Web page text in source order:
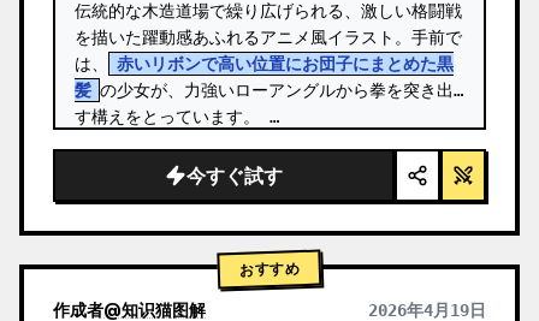
伝統的な木造道場で繰り広げられる、激しい格闘戦
を描いた躍動感あふれるアニメ風イラスト。手前で
は、
赤いリボンで高い位置にお団子にまとめた黒
髪 の少女が、力強いローアングルから拳を突き出
す構えをとっています。 …
今すぐ試す
おすすめ
作成者@知识猫图解 2026年4月19日